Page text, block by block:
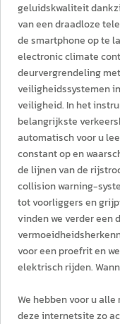
geluidskwaliteit
van een draadloze
de smartphone op te
electronic climate
deurvergrendeling
veiligheidssystemen
veiligheid. In het
belangrijkste
automatisch voor u
constant op en
de lijnen van de
collision warning-
tot voorliggers en
vinden we verder een
voor een proefrit en
elektrisch rijden.
We hebben voor u
deze internetsite zo